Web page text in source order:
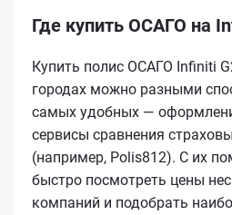
Где купить ОСАГО на
Купить полис ОСАГО Infiniti
городах можно разными
самых удобных —
сервисы сравнения
(например, Polis812). С их
быстро посмотреть цены
компаний и подобрать